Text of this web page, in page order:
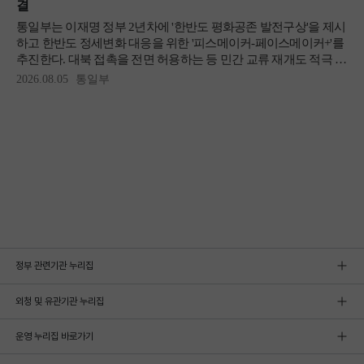
정부 관련기관 누리집
외청 및 유관기관 누리집
운영 누리집 바로가기